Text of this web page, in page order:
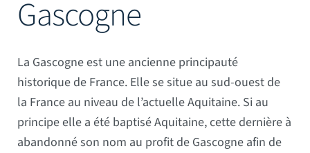
Mâts
Gascogne
La Gascogne est une ancienne principauté
historique de France. Elle se situe au sud-ouest de
la France au niveau de l’actuelle Aquitaine. Si au
principe elle a été baptisé Aquitaine, cette dernière à
abandonné son nom au profit de Gascogne afin de